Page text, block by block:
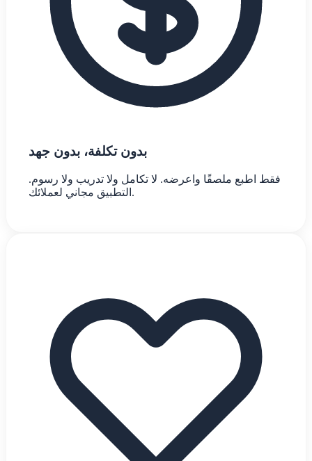
بدون تكلفة، بدون جهد
فقط اطبع ملصقًا واعرضه. لا تكامل ولا تدريب ولا رسوم.
التطبيق مجاني لعملائك.